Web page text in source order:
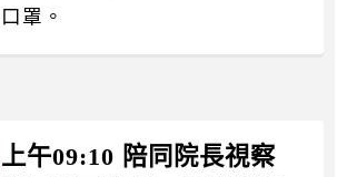
口罩。
上午09:10 陪同院長視察